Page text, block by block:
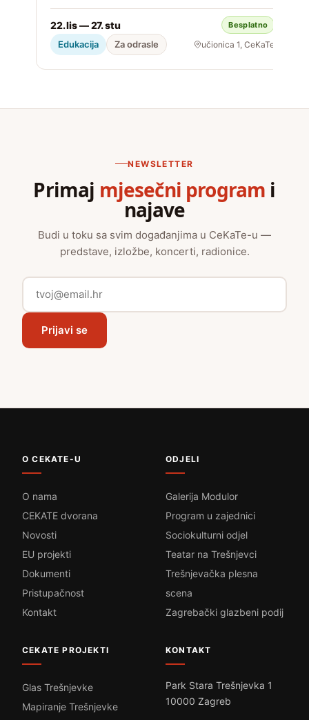
22. lis — 27. stu Besplatno
Edukacija Za odrasle učionica 1, CeKaTe
NEWSLETTER
Primaj mjesečni program i
najave
Budi u toku sa svim događanjima u CeKaTe-u —
predstave, izložbe, koncerti, radionice.
Prijavi se
O CEKATE-U
O nama
CEKATE dvorana
Novosti
EU projekti
Dokumenti
Pristupačnost
Kontakt
ODJELI
Galerija Modulor
Program u zajednici
Sociokulturni odjel
Teatar na Trešnjevci
Trešnjevačka plesna
scena
Zagrebački glazbeni podij
CEKATE PROJEKTI
Glas Trešnjevke
Mapiranje Trešnjevke
KONTAKT
Park Stara Trešnjevka 1
10000 Zagreb